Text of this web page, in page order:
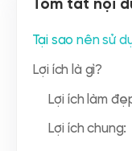
Tóm tắt nội
Tại sao nên sử
Lợi ích là gì?
Lợi ích làm
Lợi ích chung: